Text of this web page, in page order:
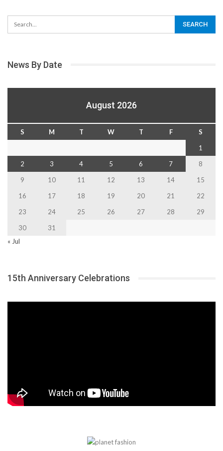
News By Date
August 2026
S M T W T F
S
1
2
3 4 5 6 7
8
9
10 11 12 13 14
15
16
17 18 19 20 21
22
23
24 25 26 27 28
29
30
31
« Jul
15th Anniversary Celebrations